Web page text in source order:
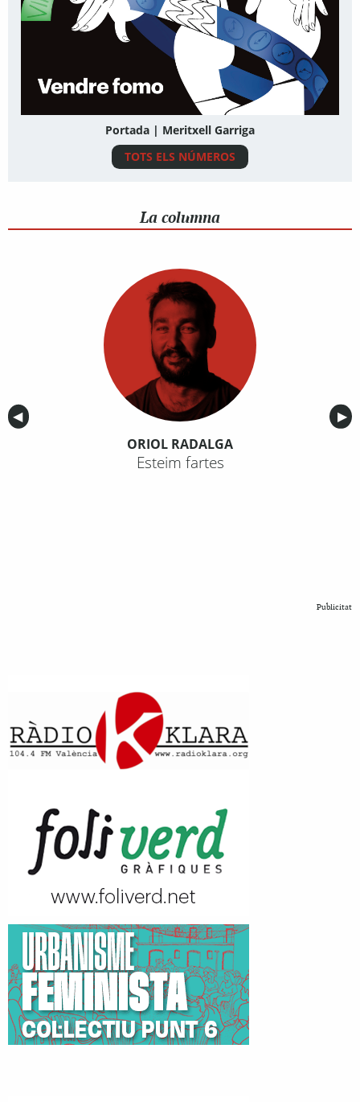
Portada | Meritxell Garriga
TOTS ELS NÚMEROS
La columna
Anterior
◀︎ ▶︎
ORIOL RADALGA
Esteim fartes
Publicitat